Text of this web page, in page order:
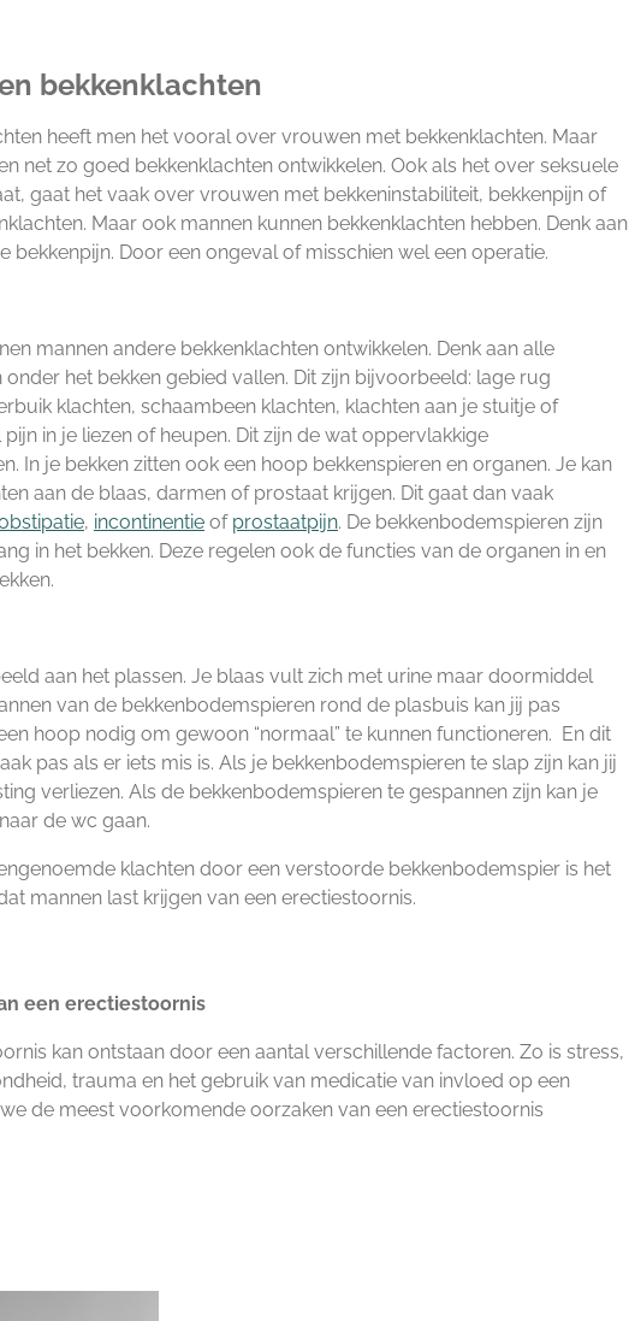
bekkenklachten
heeft men het vooral over vrouwen met bekkenklachten. Maar
net zo goed bekkenklachten ontwikkelen. Ook als het over seksuele
gaat het vaak over vrouwen met bekkeninstabiliteit, bekkenpijn of
Maar ook mannen kunnen bekkenklachten hebben. Denk aan
bekkenpijn. Door een ongeval of misschien wel een operatie.
mannen andere bekkenklachten ontwikkelen. Denk aan alle
onder het bekken gebied vallen. Dit zijn bijvoorbeeld: lage rug
klachten, schaambeen klachten, klachten aan je stuitje of
in je liezen of heupen. Dit zijn de wat oppervlakkige
In je bekken zitten ook een hoop bekkenspieren en organen. Je kan
aan de blaas, darmen of prostaat krijgen. Dit gaat dan vaak
, incontinentie of prostaatpijn. De bekkenbodemspieren zijn
in het bekken. Deze regelen ook de functies van de organen in en
aan het plassen. Je blaas vult zich met urine maar doormiddel
van de bekkenbodemspieren rond de plasbuis kan jij pas
hoop nodig om gewoon “normaal” te kunnen functioneren. En dit
pas als er iets mis is. Als je bekkenbodemspieren te slap zijn kan jij
verliezen. Als de bekkenbodemspieren te gespannen zijn kan je
de wc gaan.
klachten door een verstoorde bekkenbodemspier is het
mannen last krijgen van een erectiestoornis.
een erectiestoornis
kan ontstaan door een aantal verschillende factoren. Zo is stress,
trauma en het gebruik van medicatie van invloed op een
de meest voorkomende oorzaken van een erectiestoornis